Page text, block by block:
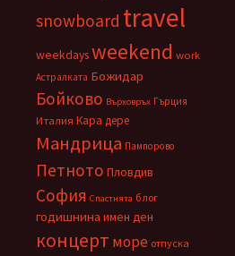
snowboard travel
weekdaysweekend work
Астралката Божидар
Бойково Върховръх Гърция
Италия Кара дере
Мандрица Пампорово
Петното Пловдив
София Спастнята блог
годишнина имен ден
концерт море отпуска